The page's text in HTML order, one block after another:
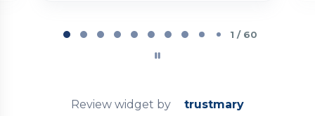
1 / 60
Review widget by trustmary